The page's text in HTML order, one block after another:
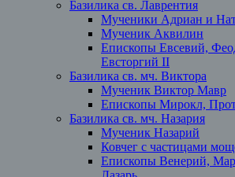
Базилика св. Лаврентия
Мученики Адриан и
Мученик Аквилин
Епископы Евсевий,
Евсторгий II
Базилика св. мч. Виктора
Мученик Виктор Мавр
Епископы Мирокл,
Базилика св. мч. Назария
Мученик Назарий
Ковчег с частицами
Епископы Венерий,